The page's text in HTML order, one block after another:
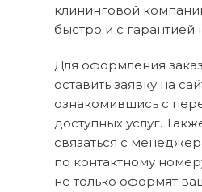
клининговой
быстро и с гарантией
Для оформления
оставить заявку на
ознакомившись с
доступных услуг.
связаться с
по контактному
не только оформят